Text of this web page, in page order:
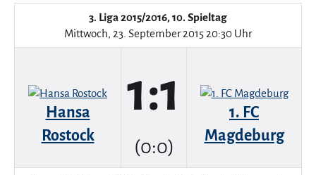
3. Liga 2015/2016, 10. Spieltag
Mittwoch, 23. September 2015 20:30 Uhr
Hansa
Rostock
1:1
(0:0)
1. FC
Magdeburg